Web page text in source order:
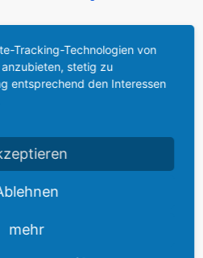
dar. Sie durfte wegen der
Unfalls in Ramstein erst
Publikum starten. Die Freigabe
nur längst zur Startbahn
zu minimieren.
Tracking-Technologien von
stetig zu
entsprechend den Interessen
mehr